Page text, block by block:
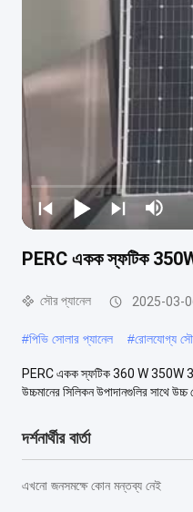
PERC একক স্ফটিক
সৌর প্যানেল 2025-03-
#পিভি সোলার প্যানেল #রোলযোগ্য
PERC একক স্ফটিক 360 W 350W
উচ্চমানের সিলিকন উপাদানগুলির সাথে উচ্চ
দর্শনার্থীর বার্তা
এখনো জনসমক্ষে কোন মন্তব্য নেই